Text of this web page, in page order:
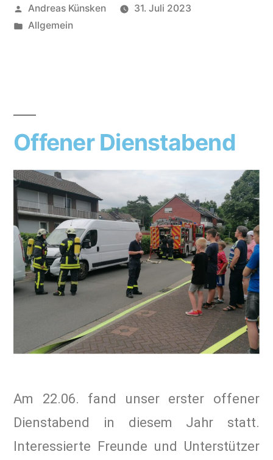
Andreas Künsken
31. Juli 2023
Allgemein
Offener Dienstabend
Am 22.06. fand unser erster offener
Dienstabend in diesem Jahr statt.
Interessierte Freunde und Unterstützer